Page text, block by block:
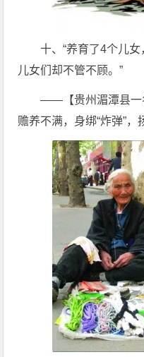
十、“养育了4个儿
儿女们却不管不顾。”
——【贵州湄潭县一
赡养不满，身绑“炸弹”，